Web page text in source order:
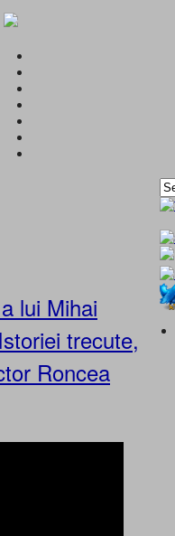
lui Mihai
trecute,
Roncea